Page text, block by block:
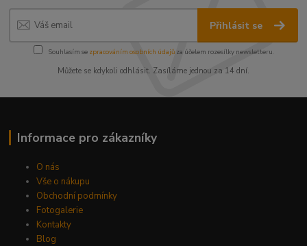
Přihlásit se
Souhlasím se zpracováním osobních údajůza účelem rozesílky newsletteru.
Můžete se kdykoli odhlásit. Zasíláme jednou za 14 dní.
Informace pro zákazníky
O nás
Vše o nákupu
Obchodní podmínky
Fotogalerie
Kontakty
Blog